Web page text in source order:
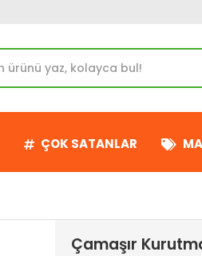
ÇOK SATANLAR
Çamaşır